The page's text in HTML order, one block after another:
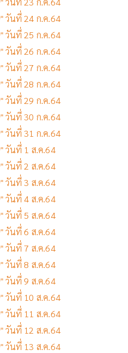
วันที่ 24 ก.ค.64
วันที่ 25 ก.ค.64
วันที่ 26 ก.ค.64
วันที่ 27 ก.ค.64
วันที่ 28 ก.ค.64
วันที่ 29 ก.ค.64
วันที่ 30 ก.ค.64
วันที่ 31 ก.ค.64
วันที่ 1 ส.ค.64
วันที่ 2 ส.ค.64
วันที่ 3 ส.ค.64
วันที่ 4 ส.ค.64
วันที่ 5 ส.ค.64
วันที่ 6 ส.ค.64
วันที่ 7 ส.ค.64
วันที่ 8 ส.ค.64
วันที่ 9 ส.ค.64
วันที่ 10 ส.ค.64
วันที่ 11 ส.ค.64
วันที่ 12 ส.ค.64
วันที่ 13 ส.ค.64